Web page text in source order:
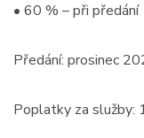
• 60 % – při předání
Předání: prosinec
Poplatky za služby: